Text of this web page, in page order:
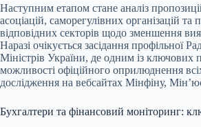
Наступним етапом стане аналіз
асоціацій, саморегулівних організацій та
відповідних секторів щодо зменшення
Наразі очікується засідання профільної
Міністрів України, де одним із ключових
можливості офіційного оприлюднення всіх
дослідження на вебсайтах Мінфіну,
Бухгалтери та фінансовий моніторинг: